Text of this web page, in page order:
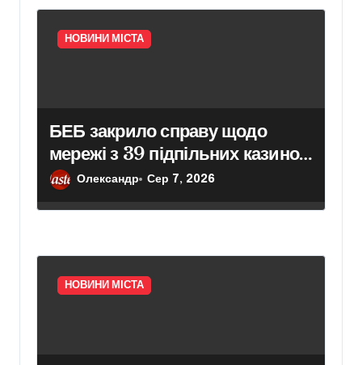
НОВИНИ МІСТА
БЕБ закрило справу щодо
мережі з 39 підпільних казино
в Києві
Олександр Сер 7, 2026
НОВИНИ МІСТА